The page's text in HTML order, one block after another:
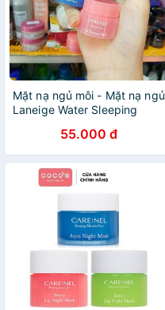
Mặt nạ ngủ môi - Mặt nạ ngủ
Laneige Water Sleeping
55.000 đ